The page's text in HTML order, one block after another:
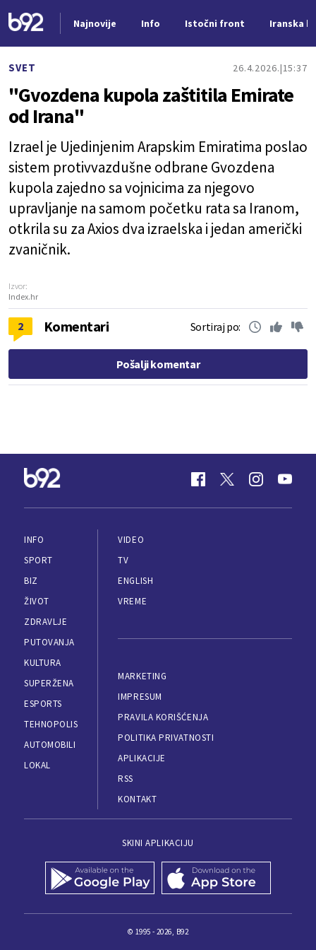
Najnovije Info Istočni front Iranska
SVET 26.4.2026. 15:37
"Gvozdena kupola zaštitila Emirate
od Irana"
Izrael je Ujedinjenim Arapskim Emiratima poslao
sistem protivvazdušne odbrane Gvozdena
kupola zajedno sa vojnicima za njegovo
upravljanje na samom početku rata sa Iranom,
otkrila su za Axios dva izraelska i jedan američki
zvaničnik.
Izvor:
Index.hr
2 Komentari Sortiraj po:
Pošalji komentar
INFO
SPORT
BIZ
ŽIVOT
ZDRAVLJE
PUTOVANJA
KULTURA
SUPERŽENA
ESPORTS
TEHNOPOLIS
AUTOMOBILI
LOKAL
VIDEO
TV
ENGLISH
VREME
MARKETING
IMPRESUM
PRAVILA KORIŠĆENJA
POLITIKA PRIVATNOSTI
APLIKACIJE
RSS
KONTAKT
SKINI APLIKACIJU
© 1995 - 2026, B92